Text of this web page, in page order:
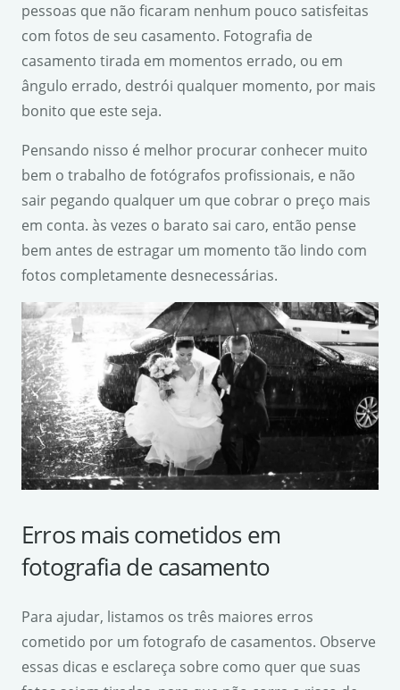
pessoas que não ficaram nenhum pouco satisfeitas
com fotos de seu casamento. Fotografia de
casamento tirada em momentos errado, ou em
ângulo errado, destrói qualquer momento, por mais
bonito que este seja.
Pensando nisso é melhor procurar conhecer muito
bem o trabalho de fotógrafos profissionais, e não
sair pegando qualquer um que cobrar o preço mais
em conta. às vezes o barato sai caro, então pense
bem antes de estragar um momento tão lindo com
fotos completamente desnecessárias.
Erros mais cometidos em
fotografia de casamento
Para ajudar, listamos os três maiores erros
cometido por um fotografo de casamentos. Observe
essas dicas e esclareça sobre como quer que suas